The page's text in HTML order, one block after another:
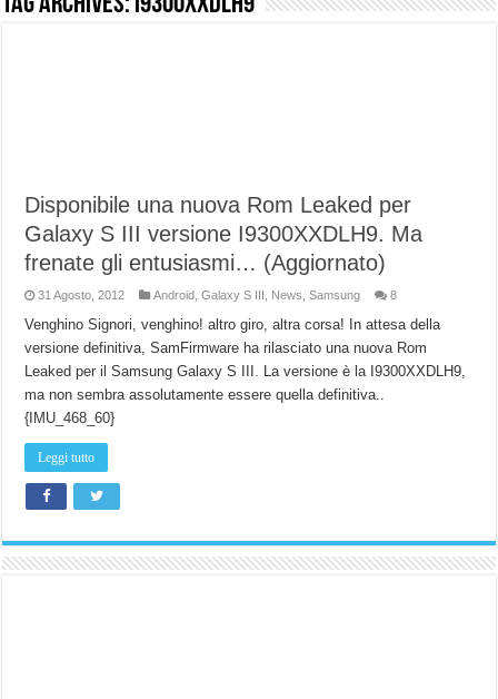
BENKS OMNIWARRIOR: Più di un semplice vetro temperato!
Brondi Amico Vero 4G: Focus su SOS, sicurezza e controllo da remoto.
Brondi Amico VERO 4G : Focus su SOS e comandi da remoto
Disponibile una nuova Rom Leaked per
Galaxy S III versione I9300XXDLH9. Ma
frenate gli entusiasmi… (Aggiornato)
31 Agosto, 2012 Android ,Galaxy S III News ,Samsung 8
Venghino Signori, venghino! altro giro, altra corsa! In attesa della
versione definitiva, SamFirmware ha rilasciato una nuova Rom
Leaked per il Samsung Galaxy S III. La versione è la I9300XXDLH9,
ma non sembra assolutamente essere quella definitiva..
{IMU_468_60}
Leggi tutto